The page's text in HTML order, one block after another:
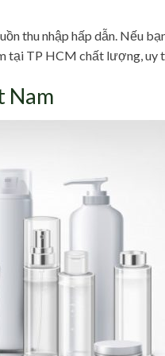
thu nhập hấp dẫn. Nếu
tại TP HCM chất lượng, uy
Nam